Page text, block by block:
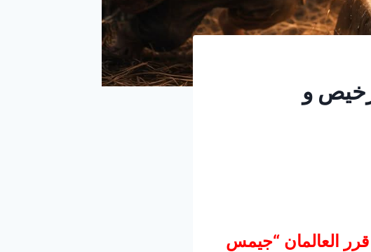
و
القرن العشرين، وتحديداً في عام 1954، قرر العالمان “جيمس